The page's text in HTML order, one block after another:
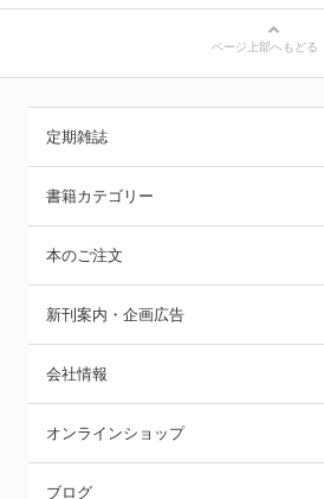
ページ上部へもどる
定期雑誌
書籍カテゴリー
本のご注文
新刊案内・企画広告
会社情報
オンラインショップ
ブログ